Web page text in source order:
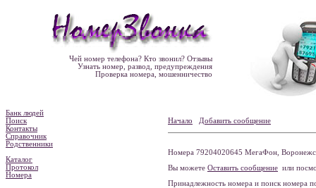
Чей номер телефона? Кто звонил? Отзывы
Узнать номер, развод, предупреждения
Проверка номера, мошенничество
Банк людей
Поиск
Контакты
Справочник
Родственники
Каталог
Протокол
Номера
Начало Добавить сообщение
Номера 79204020645 МегаФон,
Вы можете Оставить сообщение или
Принадлежность номера и поиск номера